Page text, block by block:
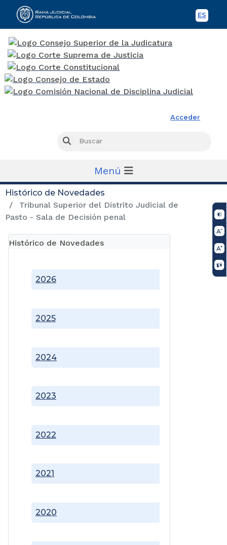
ES
Acceder
Buscar
Menú
Histórico de Novedades
Tribunal Superior del Distrito Judicial de
Pasto - Sala de Decisión penal
Histórico de Novedades
2020
2021
2022
2023
2024
2025
2026